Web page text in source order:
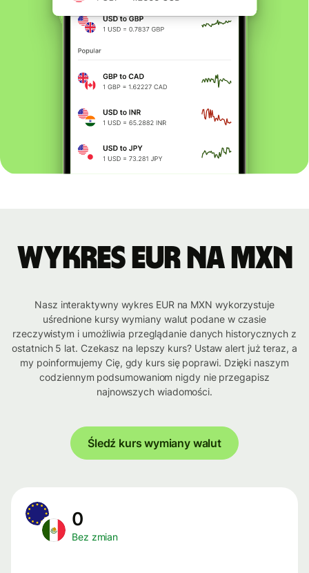
Wykres EUR na MXN
Nasz interaktywny wykres EUR na MXN wykorzystuje
uśrednione kursy wymiany walut podane w czasie
rzeczywistym i umożliwia przeglądanie danych historycznych z
ostatnich 5 lat. Czekasz na lepszy kurs? Ustaw alert już teraz, a
my poinformujemy Cię, gdy kurs się poprawi. Dzięki naszym
codziennym podsumowaniom nigdy nie przegapisz
najnowszych wiadomości.
Śledź kurs wymiany walut
0
Bez zmian